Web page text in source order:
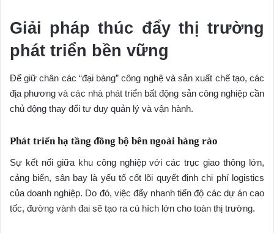
Giải pháp thúc đẩy thị trường
phát triển bền vững
Để giữ chân các “đại bàng” công nghệ và sản xuất chế tạo, các
địa phương và các nhà phát triển bất động sản công nghiệp cần
chủ động thay đổi tư duy quản lý và vận hành.
Phát triển hạ tầng đồng bộ bên ngoài hàng rào
Sự kết nối giữa khu công nghiệp với các trục giao thông lớn,
cảng biển, sân bay là yếu tố cốt lõi quyết định chi phí logistics
của doanh nghiệp. Do đó, việc đẩy nhanh tiến độ các dự án cao
tốc, đường vành đai sẽ tạo ra cú hích lớn cho toàn thị trường.